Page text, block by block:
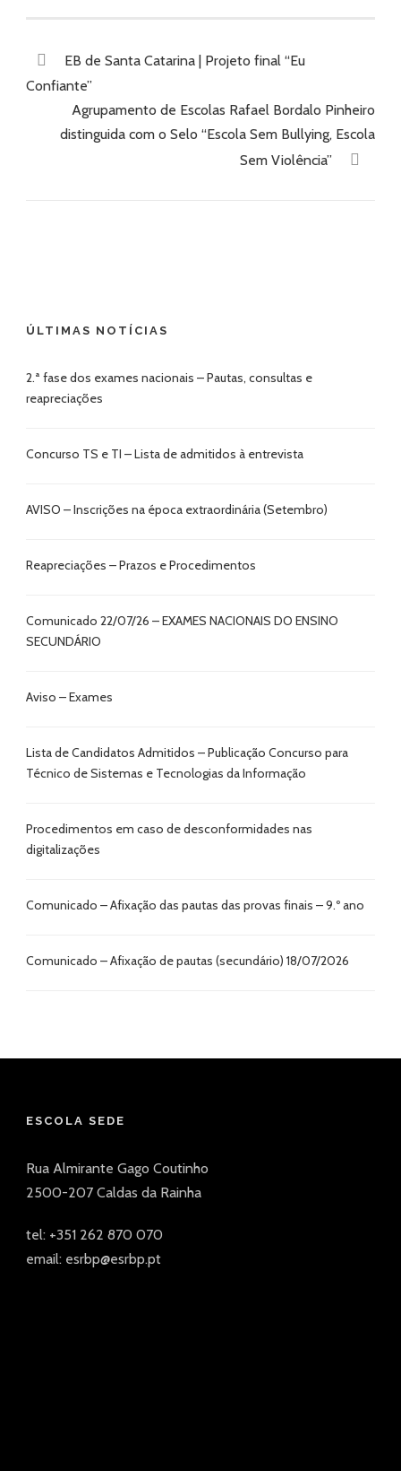
EB de Santa Catarina | Projeto final “Eu
Confiante”
Agrupamento de Escolas Rafael Bordalo Pinheiro
distinguida com o Selo “Escola Sem Bullying, Escola
Sem Violência”
ÚLTIMAS NOTÍCIAS
2.ª fase dos exames nacionais – Pautas, consultas e
reapreciações
Concurso TS e TI – Lista de admitidos à entrevista
AVISO – Inscrições na época extraordinária (Setembro)
Reapreciações – Prazos e Procedimentos
Comunicado 22/07/26 – EXAMES NACIONAIS DO ENSINO
SECUNDÁRIO
Aviso – Exames
Lista de Candidatos Admitidos – Publicação Concurso para
Técnico de Sistemas e Tecnologias da Informação
Procedimentos em caso de desconformidades nas
digitalizações
Comunicado – Afixação das pautas das provas finais – 9.º ano
Comunicado – Afixação de pautas (secundário) 18/07/2026
ESCOLA SEDE
Rua Almirante Gago Coutinho
2500-207 Caldas da Rainha
tel: +351 262 870 070
email: esrbp@esrbp.pt